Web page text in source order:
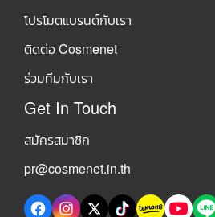
โปรโมตแบรนด์กับเรา
ติดต่อ Cosmenet
ร่วมทีมกับเรา
Get In Touch
สมัครสมาชิก
pr@cosmenet.in.th